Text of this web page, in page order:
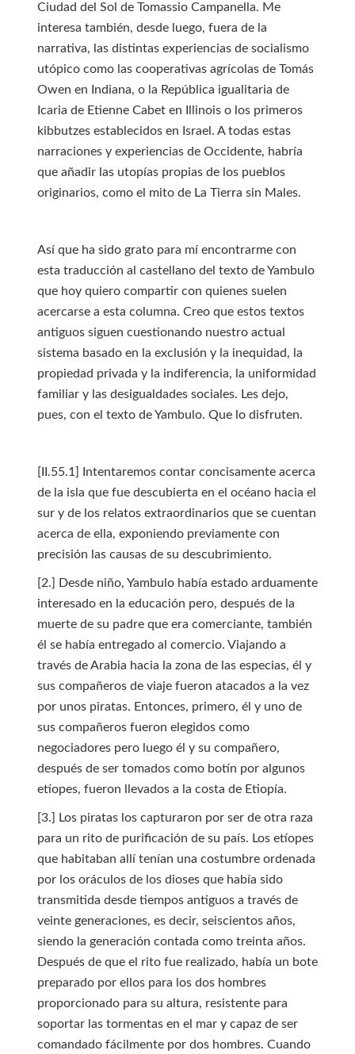
Ciudad del Sol de Tomassio Campanella. Me
interesa también, desde luego, fuera de la
narrativa, las distintas experiencias de socialismo
utópico como las cooperativas agrícolas de Tomás
Owen en Indiana, o la República igualitaria de
Icaria de Etienne Cabet en Illinois o los primeros
kibbutzes establecidos en Israel. A todas estas
narraciones y experiencias de Occidente, habría
que añadir las utopías propias de los pueblos
originarios, como el mito de La Tierra sin Males.
Así que ha sido grato para mí encontrarme con
esta traducción al castellano del texto de Yambulo
que hoy quiero compartir con quienes suelen
acercarse a esta columna. Creo que estos textos
antiguos siguen cuestionando nuestro actual
sistema basado en la exclusión y la inequidad, la
propiedad privada y la indiferencia, la uniformidad
familiar y las desigualdades sociales. Les dejo,
pues, con el texto de Yambulo. Que lo disfruten.
[II.55.1] Intentaremos contar concisamente acerca
de la isla que fue descubierta en el océano hacia el
sur y de los relatos extraordinarios que se cuentan
acerca de ella, exponiendo previamente con
precisión las causas de su descubrimiento.
[2.] Desde niño, Yambulo había estado arduamente
interesado en la educación pero, después de la
muerte de su padre que era comerciante, también
él se había entregado al comercio. Viajando a
través de Arabia hacia la zona de las especias, él y
sus compañeros de viaje fueron atacados a la vez
por unos piratas. Entonces, primero, él y uno de
sus compañeros fueron elegidos como
negociadores pero luego él y su compañero,
después de ser tomados como botín por algunos
etíopes, fueron llevados a la costa de Etiopía.
[3.] Los piratas los capturaron por ser de otra raza
para un rito de purificación de su país. Los etíopes
que habitaban allí tenían una costumbre ordenada
por los oráculos de los dioses que había sido
transmitida desde tiempos antiguos a través de
veinte generaciones, es decir, seiscientos años,
siendo la generación contada como treinta años.
Después de que el rito fue realizado, había un bote
preparado por ellos para los dos hombres
proporcionado para su altura, resistente para
soportar las tormentas en el mar y capaz de ser
comandado fácilmente por dos hombres. Cuando